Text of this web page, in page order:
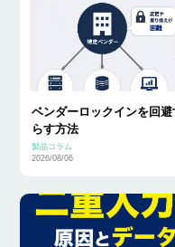
ベンダーロックインを回
らす方法
製品コラム
2026/08/06